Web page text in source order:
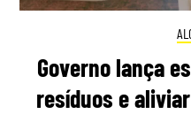
Governo lança
resíduos e